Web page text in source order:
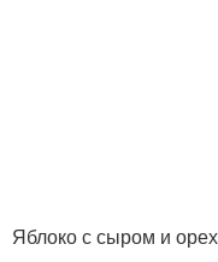
Яблоко с сыром и